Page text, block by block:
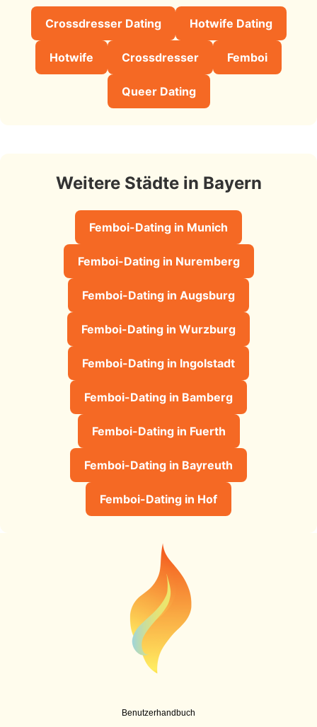
Crossdresser Dating Hotwife Dating
Hotwife Crossdresser Femboi
Queer Dating
Weitere Städte in Bayern
Femboi-Dating in Munich
Femboi-Dating in Nuremberg
Femboi-Dating in Augsburg
Femboi-Dating in Wurzburg
Femboi-Dating in Ingolstadt
Femboi-Dating in Bamberg
Femboi-Dating in Fuerth
Femboi-Dating in Bayreuth
Femboi-Dating in Hof
Benutzerhandbuch